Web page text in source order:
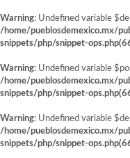
Warning: Undefined variable
/home/pueblosdemexico.mx/
snippets/php/snippet-
Warning: Undefined variable
/home/pueblosdemexico.mx/
snippets/php/snippet-
Warning: Undefined variable
/home/pueblosdemexico.mx/
snippets/php/snippet-